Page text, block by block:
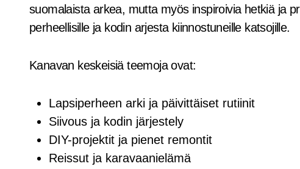
suomalaista arkea, mutta myös inspiroivia hetkiä ja
perheellisille ja kodin arjesta kiinnostuneille katsojille.
Kanavan keskeisiä teemoja ovat:
Lapsiperheen arki ja päivittäiset rutiinit
Siivous ja kodin järjestely
DIY-projektit ja pienet remontit
Reissut ja karavaanielämä